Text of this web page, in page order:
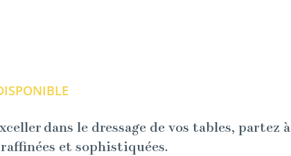
dans le dressage de vos tables, partez à
et sophistiquées.